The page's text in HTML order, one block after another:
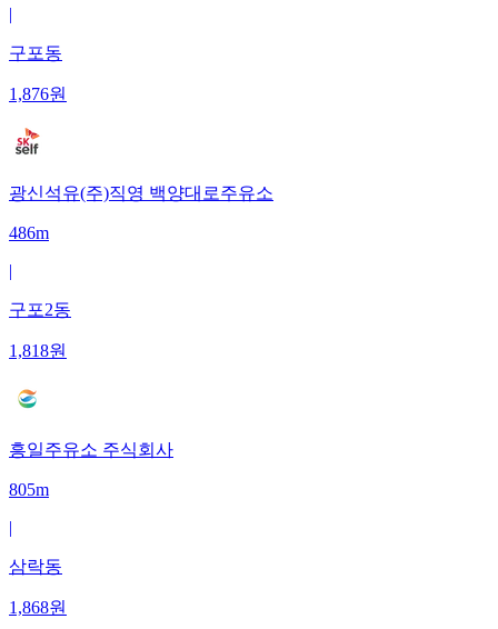
|
구포동
1,876원
광신석유(주)직영 백양대로주유소
486m
|
구포2동
1,818원
흥일주유소 주식회사
805m
|
삼락동
1,868원